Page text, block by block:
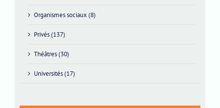
Organismes sociaux (8)
Privés (137)
Théâtres (30)
Universités (17)